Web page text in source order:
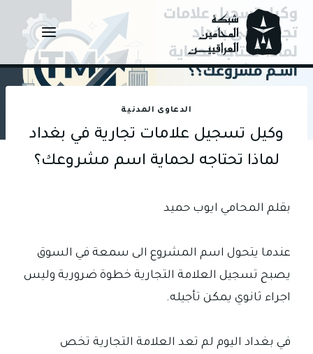
Skip
content
الدعاوى المدنية
وكيل تسجيل علامات تجارية في بغداد
لماذا تحتاجه لحماية اسم مشروعك؟
بقلم المحامي ايوب حميد
عندما يتحول اسم المشروع الى سمعة في السوق
يصبح تسجيل العلامة التجارية خطوة ضرورية وليس
اجراء ثانوي يمكن تأجيله.
في بغداد اليوم لم تعد العلامة التجارية تخص